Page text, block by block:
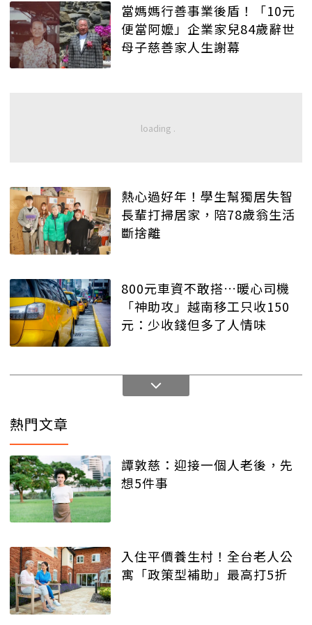
當媽媽行善事業後盾！「10元
便當阿嬤」企業家兒84歲辭世
母子慈善家人生謝幕
熱心過好年！學生幫獨居失智
長輩打掃居家，陪78歲翁生活
斷捨離
800元車資不敢搭…暖心司機
「神助攻」越南移工只收150
元：少收錢但多了人情味
熱門文章
譚敦慈：迎接一個人老後，先
想5件事
入住平價養生村！全台老人公
寓「政策型補助」最高打5折